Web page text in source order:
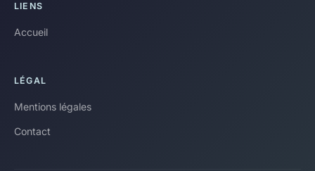
LIENS
Accueil
LÉGAL
Mentions légales
Contact